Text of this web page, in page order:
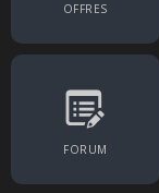
OFFRES
FORUM